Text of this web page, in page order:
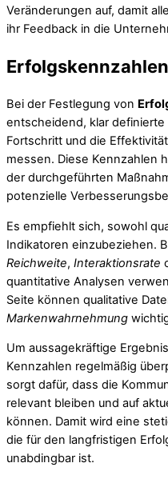
Veränderungen auf, damit
ihr Feedback in die
Bei der Festlegung von
entscheidend, klar
Fortschritt und die
messen. Diese Kennzahlen
der durchgeführten
potenzielle
Es empfiehlt sich, sowohl
Indikatoren einzubeziehen.
Reichweite, Interaktionsrate
quantitative Analysen
Seite können qualitative
Markenwahrnehmung
Um aussagekräftige
Kennzahlen regelmäßig
sorgt dafür, dass die
relevant bleiben und auf
können. Damit wird eine
die für den langfristigen
unabdingbar ist.